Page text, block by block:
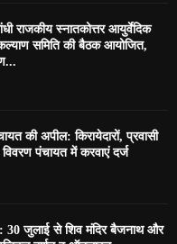
राजकीय स्नातकोत्तर आयुर्वेदिक
कल्याण समिति की बैठक आयोजित,
की अपील: किरायेदारों, प्रवासी
विवरण पंचायत में करवाएं दर्ज
जुलाई से शिव मंदिर बैजनाथ और